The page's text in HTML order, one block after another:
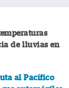
de lluvias en
al Pacífico